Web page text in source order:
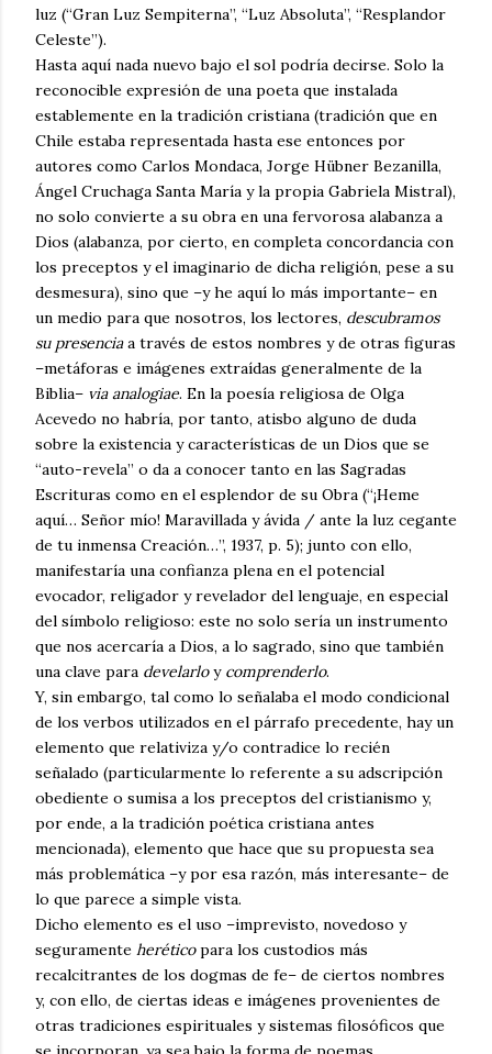
luz (“Gran Luz Sempiterna”, “Luz Absoluta”, “Resplandor
Celeste”).
Hasta aquí nada nuevo bajo el sol podría decirse. Solo la
reconocible expresión de una poeta que instalada
establemente en la tradición cristiana (tradición que en
Chile estaba representada hasta ese entonces por
autores como Carlos Mondaca, Jorge Hübner Bezanilla,
Ángel Cruchaga Santa María y la propia Gabriela Mistral),
no solo convierte a su obra en una fervorosa alabanza a
Dios (alabanza, por cierto, en completa concordancia con
los preceptos y el imaginario de dicha religión, pese a su
desmesura), sino que –y he aquí lo más importante– en
un medio para que nosotros, los lectores, descubramos
su presenciaa través de estos nombres y de otras figuras
–metáforas e imágenes extraídas generalmente de la
Biblia– via analogiae. En la poesía religiosa de Olga
Acevedo no habría, por tanto, atisbo alguno de duda
sobre la existencia y características de un Dios que se
“auto-revela” o da a conocer tanto en las Sagradas
Escrituras como en el esplendor de su Obra (“¡Heme
aquí… Señor mío! Maravillada y ávida / ante la luz cegante
de tu inmensa Creación…”, 1937, p. 5); junto con ello,
manifestaría una confianza plena en el potencial
evocador, religador y revelador del lenguaje, en especial
del símbolo religioso: este no solo sería un instrumento
que nos acercaría a Dios, a lo sagrado, sino que también
una clave para develarloy comprenderlo.
Y, sin embargo, tal como lo señalaba el modo condicional
de los verbos utilizados en el párrafo precedente, hay un
elemento que relativiza y/o contradice lo recién
señalado (particularmente lo referente a su adscripción
obediente o sumisa a los preceptos del cristianismo y,
por ende, a la tradición poética cristiana antes
mencionada), elemento que hace que su propuesta sea
más problemática –y por esa razón, más interesante– de
lo que parece a simple vista.
Dicho elemento es el uso –imprevisto, novedoso y
seguramente heréticopara los custodios más
recalcitrantes de los dogmas de fe– de ciertos nombres
y, con ello, de ciertas ideas e imágenes provenientes de
otras tradiciones espirituales y sistemas filosóficos que